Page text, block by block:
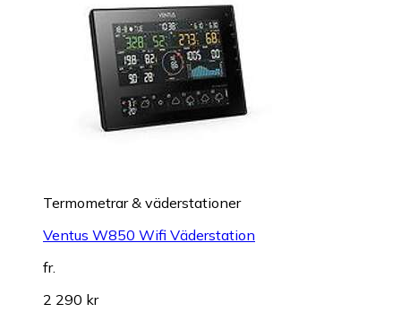
Termometrar & väderstationer
Ventus W850 Wifi Väderstation
fr.
2 290 kr